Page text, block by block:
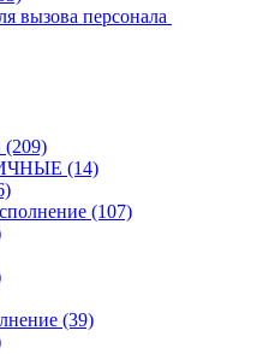
вызова персонала
(209)
(14)
(107)
(39)